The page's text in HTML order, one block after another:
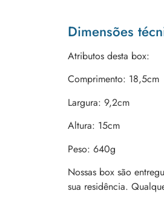
Dimensões
Atributos desta box:
Comprimento: 18,5cm
Largura: 9,2cm
Altura: 15cm
Peso: 640g
Nossas box são
sua residência.